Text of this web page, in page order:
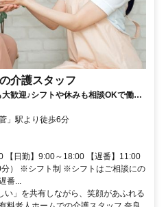
介護スタッフ
歓迎♪シフトや休みも相談OKで働き
」駅より徒歩6分
【日勤】9:00～18:00 【遅番】11:00
） ※シフト制 ※シフトはご相談にの
番...
い」を共有しながら、笑顔があふれる